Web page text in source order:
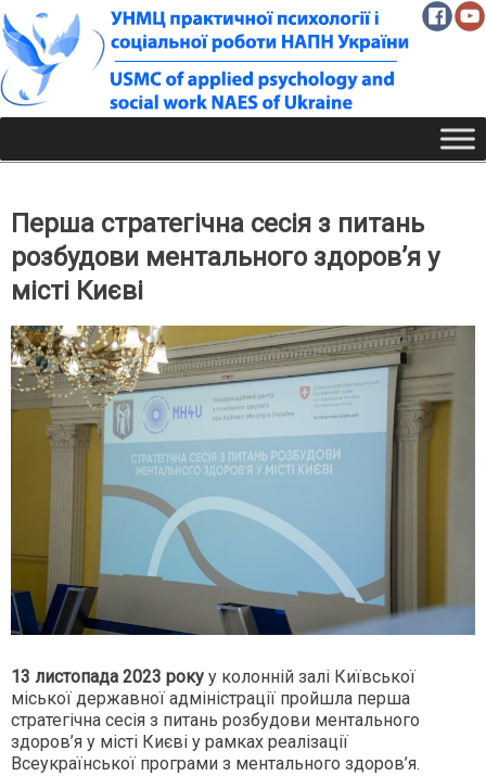
Skip
to
content
Перша стратегічна сесія з питань
розбудови ментального здоров’я у
місті Києві
13 листопада 2023 року у колонній залі Київської
міської державної адміністрації пройшла перша
стратегічна сесія з питань розбудови ментального
здоров’я у місті Києві у рамках реалізації
Всеукраїнської програми з ментального здоров’я.